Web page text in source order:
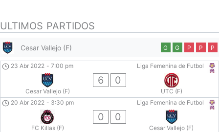
ULTIMOS PARTIDOS
Cesar Vallejo (F) G G P P P
Liga Femenina de Futbol
23 Abr 2022 - 7:00 pm
Cesar Vallejo (F)
6 0
UTC (F)
Liga Femenina de Futbol
20 Abr 2022 - 3:30 pm
FC Killas (F)
0 0
Cesar Vallejo (F)